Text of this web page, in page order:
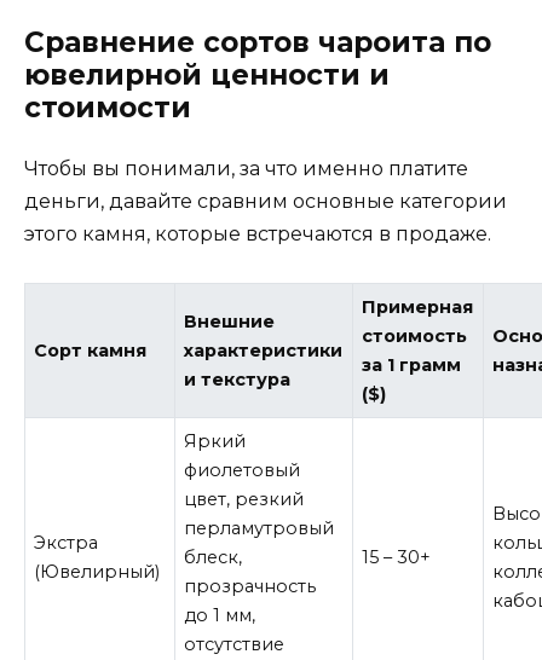
Сравнение сортов чароита по
ювелирной ценности и
стоимости
Чтобы вы понимали, за что именно платите
деньги, давайте сравним основные категории
этого камня, которые встречаются в продаже.
Сорт камня
Внешние
характеристики
и текстура
Примерная
стоимость
за 1 грамм
($)
Экстра
(Ювелирный)
Яркий
фиолетовый
цвет, резкий
перламутровый
блеск,
прозрачность
до 1 мм,
отсутствие
15 – 30+